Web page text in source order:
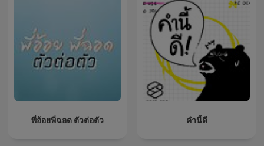
พี่อ้อยพี่ฉอด ตัวต่อตัว คำนี้ดี